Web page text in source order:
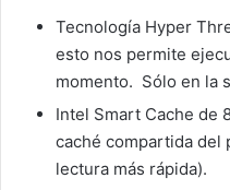
Tecnología Hyper
esto nos permite
momento. Sólo en la
Intel Smart Cache de
caché compartida del
lectura más rápida).